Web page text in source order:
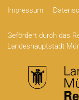
Impressum
Gefördert durch das
Landeshauptstadt